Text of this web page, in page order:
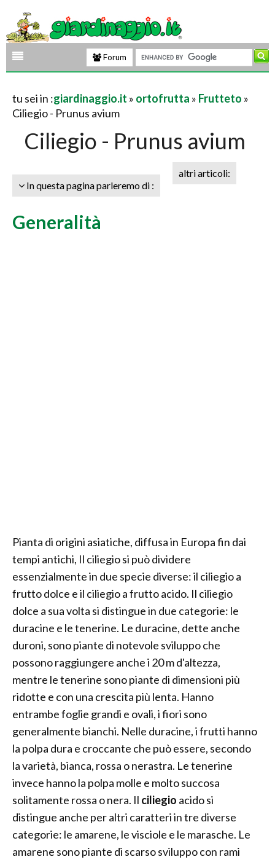
Forum
tu sei in :giardinaggio.it » ortofrutta » Frutteto »
Ciliegio - Prunus avium
Ciliegio - Prunus avium
In questa pagina parleremo di :
altri articoli:
Generalità
Pianta di origini asiatiche, diffusa in Europa fin dai
tempi antichi, Il ciliegio si può dividere
essenzialmente in due specie diverse: il ciliegio a
frutto dolce e il ciliegio a frutto acido. Il ciliegio
dolce a sua volta si distingue in due categorie: le
duracine e le tenerine. Le duracine, dette anche
duroni, sono piante di notevole sviluppo che
possono raggiungere anche i 20 m d'altezza,
mentre le tenerine sono piante di dimensioni più
ridotte e con una crescita più lenta. Hanno
entrambe foglie grandi e ovali, i fiori sono
generalmente bianchi. Nelle duracine, i frutti hanno
la polpa dura e croccante che può essere, secondo
la varietà, bianca, rossa o nerastra. Le tenerine
invece hanno la polpa molle e molto succosa
solitamente rossa o nera. Il ciliegio acido si
distingue anche per altri caratteri in tre diverse
categorie: le amarene, le visciole e le marasche. Le
amarene sono piante di scarso sviluppo con rami